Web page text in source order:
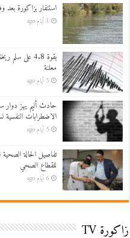
استنفار بزاكورة بعد
3 أيام ago
بقوة 4.8 على
معلنة
5 أيام ago
حادث أليم يهز
الاضطرابات
5 أيام ago
تفاصيل الحالة
للقطاع الصحي
6 أيام ago
زاكورة TV